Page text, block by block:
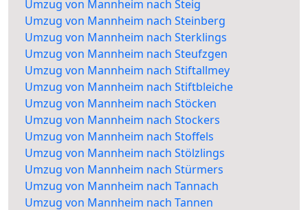
Umzug von Mannheim nach Steig
Umzug von Mannheim nach Steinberg
Umzug von Mannheim nach Sterklings
Umzug von Mannheim nach Steufzgen
Umzug von Mannheim nach Stiftallmey
Umzug von Mannheim nach Stiftbleiche
Umzug von Mannheim nach Stöcken
Umzug von Mannheim nach Stockers
Umzug von Mannheim nach Stoffels
Umzug von Mannheim nach Stölzlings
Umzug von Mannheim nach Stürmers
Umzug von Mannheim nach Tannach
Umzug von Mannheim nach Tannen